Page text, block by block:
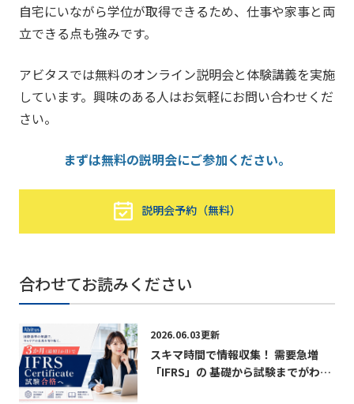
自宅にいながら学位が取得できるため、仕事や家事と両
立できる点も強みです。
アビタスでは無料のオンライン説明会と体験講義を実施
しています。興味のある人はお気軽にお問い合わせくだ
さい。
まずは無料の説明会にご参加ください。
説明会予約（無料）
合わせてお読みください
2026.06.03更新
スキマ時間で情報収集！ 需要急増
「IFRS」の 基礎から試験までがわか